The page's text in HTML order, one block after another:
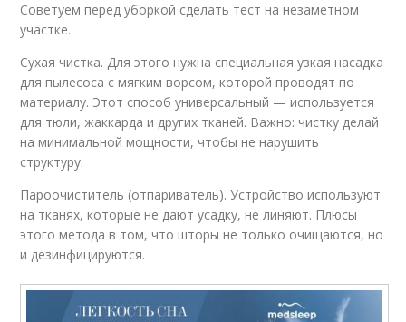
Советуем перед уборкой сделать тест на незаметном
участке.
Сухая чистка. Для этого нужна специальная узкая насадка
для пылесоса с мягким ворсом, которой проводят по
материалу. Этот способ универсальный — используется
для тюли, жаккарда и других тканей. Важно: чистку делай
на минимальной мощности, чтобы не нарушить
структуру.
Пароочиститель (отпариватель). Устройство используют
на тканях, которые не дают усадку, не линяют. Плюсы
этого метода в том, что шторы не только очищаются, но
и дезинфицируются.